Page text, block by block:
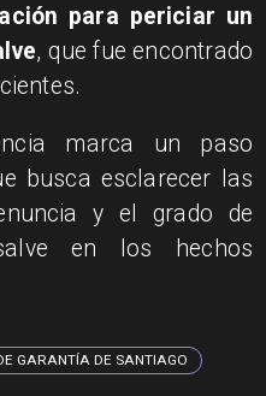
para periciar un
, que fue encontrado
marca un paso
busca esclarecer las
y el grado de
en los hechos
GARANTÍA DE SANTIAGO